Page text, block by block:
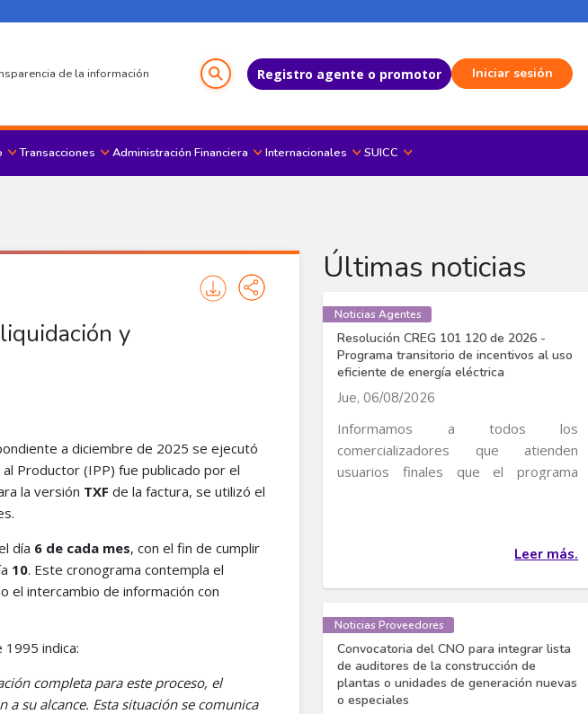
de la información Registro agente o promotor Iniciar sesión
principal
Transacciones Administración Financiera Internacionales SUICC
y
a diciembre de 2025 se ejecutó
Productor (IPP) fue publicado por el
la versión TXF de la factura, se utilizó el
día 6 de cada mes, con el fin de cumplir
10. Este cronograma contempla el
el intercambio de información con
1995 indica:
completa para este proceso, el
su alcance. Esta situación se comunica
Últimas noticias
Noticias Agentes
Resolución CREG 101 120 de 2026 -
Programa transitorio de incentivos al uso
eficiente de energía eléctrica
Jue, 06/08/2026
Informamos a todos los
comercializadores que atienden
usuarios finales que el programa
Leer más.
Noticias Proveedores
Convocatoria del CNO para integrar lista
de auditores de la construcción de
plantas o unidades de generación nuevas
o especiales